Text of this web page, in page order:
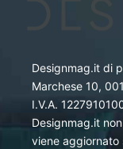
Designmag.it di
Marchese 10,
I.V.A.
Designmag.it
viene aggiornato